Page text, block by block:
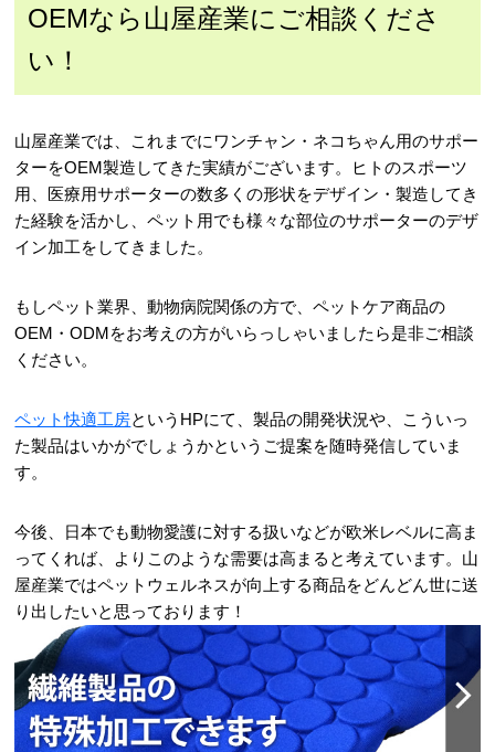
OEMなら山屋産業にご相談くださ
い！
山屋産業では、これまでにワンチャン・ネコちゃん用のサポー
ターをOEM製造してきた実績がございます。ヒトのスポーツ
用、医療用サポーターの数多くの形状をデザイン・製造してき
た経験を活かし、ペット用でも様々な部位のサポーターのデザ
イン加工をしてきました。
もしペット業界、動物病院関係の方で、ペットケア商品の
OEM・ODMをお考えの方がいらっしゃいましたら是非ご相談
ください。
ペット快適工房というHPにて、製品の開発状況や、こういっ
た製品はいかがでしょうかというご提案を随時発信していま
す。
今後、日本でも動物愛護に対する扱いなどが欧米レベルに高ま
ってくれば、よりこのような需要は高まると考えています。山
屋産業ではペットウェルネスが向上する商品をどんどん世に送
り出したいと思っております！